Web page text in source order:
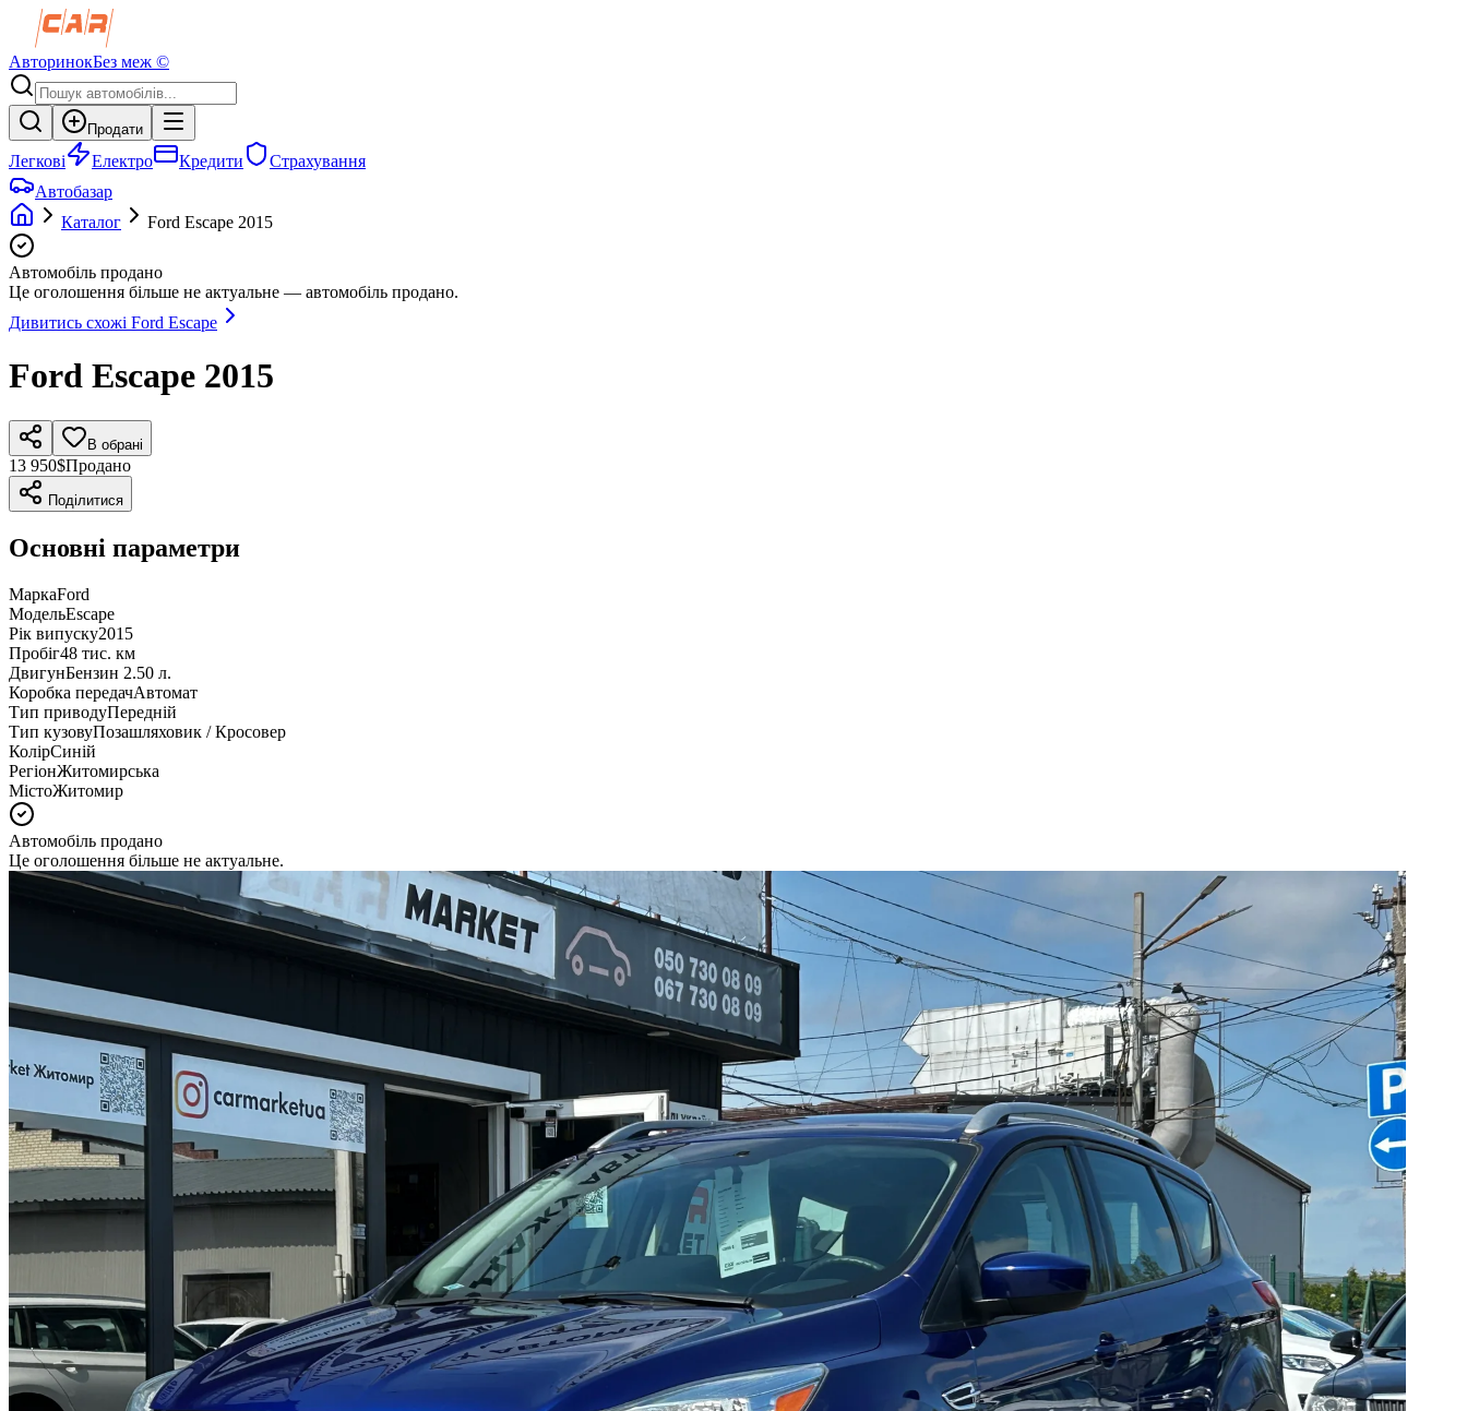
АвторинокБез меж ©
Продати
Легкові Електро Кредити
Страхування
Автобазар
Каталог
Ford Escape 2015
Автомобіль продано
Це оголошення більше не актуальне — автомобіль продано.
Дивитись схожі Ford Escape
Ford Escape 2015
В обрані
13 950$Продано
Поділитися
Основні параметри
МаркаFord
МодельEscape
Рік випуску2015
Пробіг48 тис. км
ДвигунБензин 2.50 л.
Коробка передачАвтомат
Тип приводуПередній
Тип кузовуПозашляховик / Кросовер
КолірСиній
РегіонЖитомирська
МістоЖитомир
Автомобіль продано
Це оголошення більше не актуальне.